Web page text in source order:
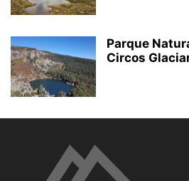
Parque
Circos